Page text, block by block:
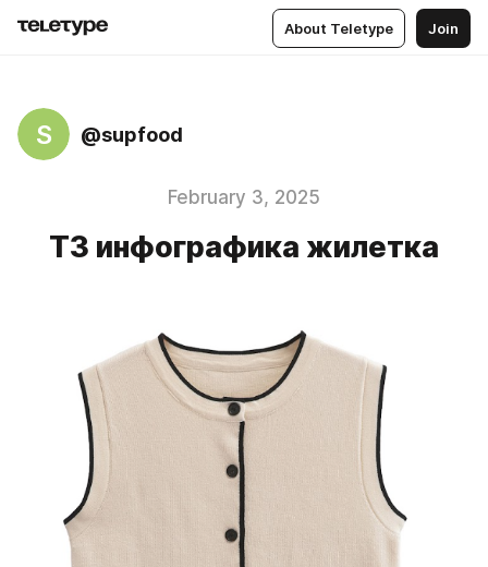
About Teletype Join
S @supfood
February 3, 2025
ТЗ инфографика жилетка